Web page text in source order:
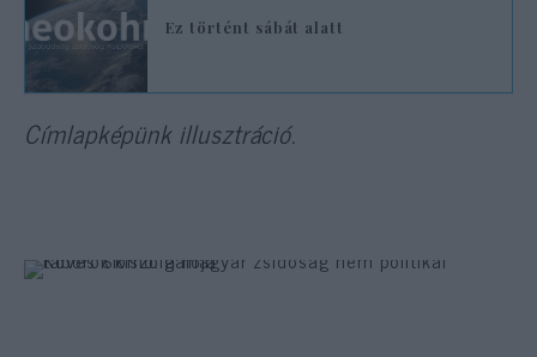
Ez történt sábát alatt
Címlapképünk illusztráció.